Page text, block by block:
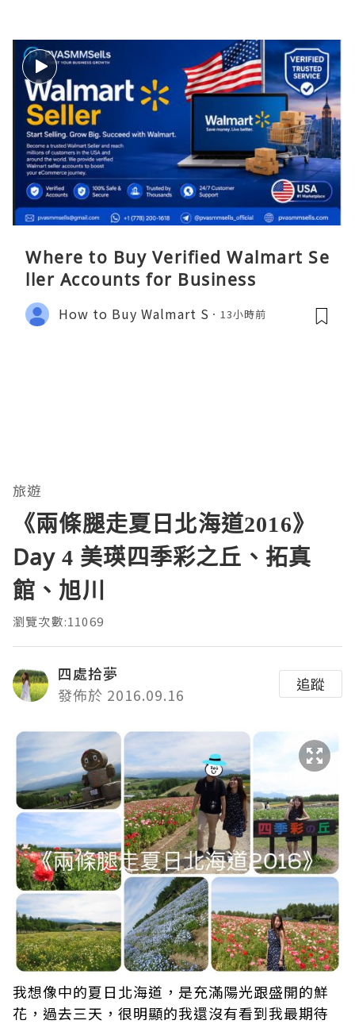
Where to Buy Verified Walmart Se
ller Accounts for Business
How to Buy Walmart S 13小時前
旅遊
《兩條腿走夏日北海道2016》
Day 4 美瑛四季彩之丘、拓真
館、旭川
瀏覽次數:11069
四處拾夢
發佈於 2016.09.16
追蹤
我想像中的夏日北海道，是充滿陽光跟盛開的鮮
花，過去三天，很明顯的我還沒有看到我最期待